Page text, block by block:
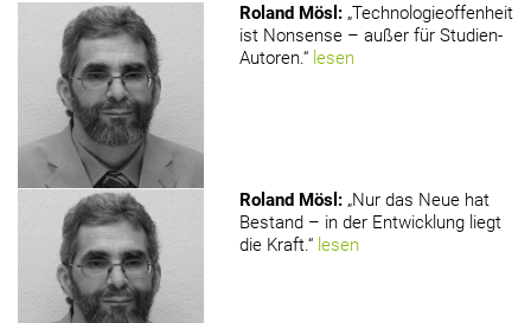
Roland Mösl : „Technologieoffenheit
ist Nonsense – außer für Studien-
Autoren.“ lesen
Roland Mösl : „Nur das Neue hat
Bestand – in der Entwicklung liegt
die Kraft.“ lesen